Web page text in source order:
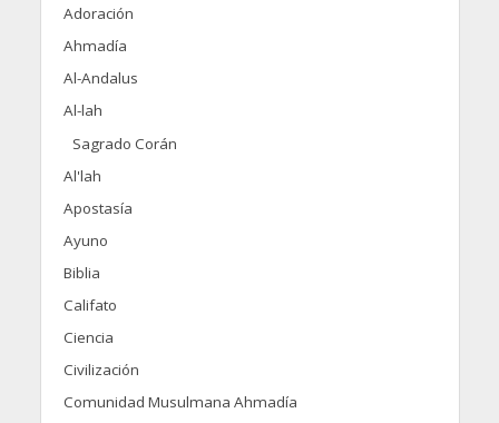
Adoración
Ahmadía
Al-Andalus
Al-lah
Sagrado Corán
Al'lah
Apostasía
Ayuno
Biblia
Califato
Ciencia
Civilización
Comunidad Musulmana Ahmadía